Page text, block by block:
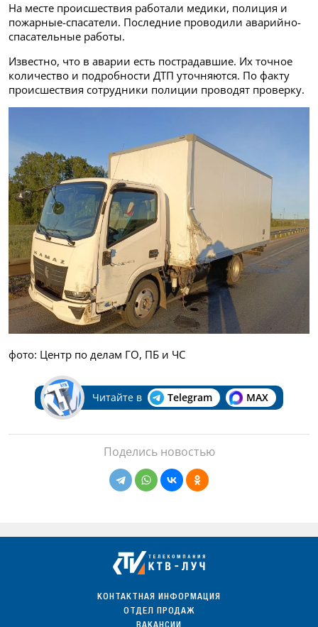
На месте происшествия работали медики, полиция и
пожарные-спасатели. Последние проводили аварийно-
спасательные работы.
Известно, что в аварии есть пострадавшие. Их точное
количество и подробности ДТП уточняются. По факту
происшествия сотрудники полиции проводят проверку.
фото: Центр по делам ГО, ПБ и ЧС
Читайте в Telegram MAX
Поделись новостью
КОНТАКТНАЯ ИНФОРМАЦИЯ
ОТДЕЛ ПРОДАЖ